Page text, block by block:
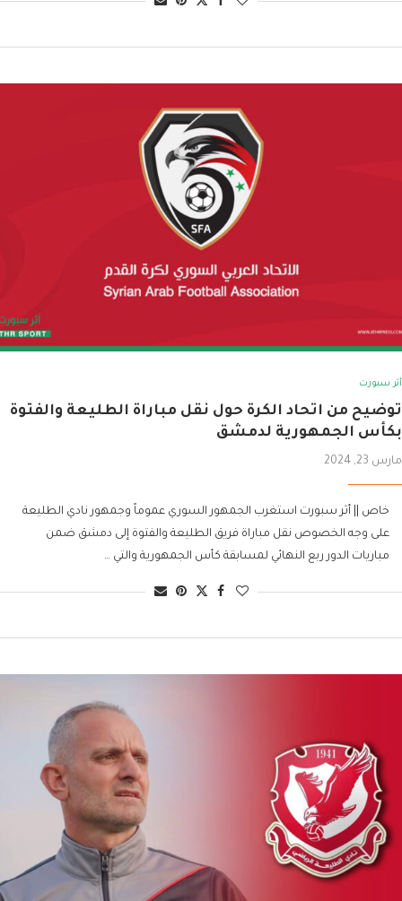
أثر سبورت
توضيح من اتحاد الكرة حول نقل مباراة الطليعة والفتوة
بكأس الجمهورية لدمشق
مارس 23, 2024
خاص || أثر سبورت استغرب الجمهور السوري عموماً وجمهور نادي الطليعة
على وجه الخصوص نقل مباراة فريق الطليعة والفتوة إلى دمشق ضمن
مباريات الدور ربع النهائي لمسابقة كأس الجمهورية والتي …